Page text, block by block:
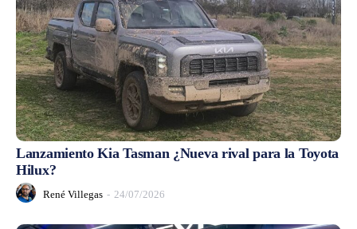
Lanzamiento Kia Tasman ¿Nueva rival para la Toyota
Hilux?
René Villegas - 24/07/2026